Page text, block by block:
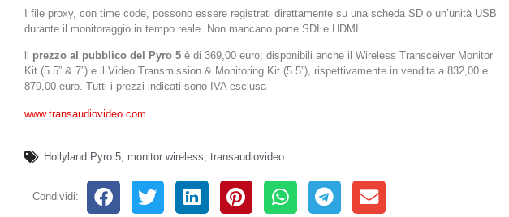
I file proxy, con time code, possono essere registrati direttamente su una scheda SD o un’unità USB
durante il monitoraggio in tempo reale. Non mancano porte SDI e HDMI.
prezzo al pubblico del Pyro 5 è di 369,00 euro; disponibili anche il Wireless Transceiver Monitor
Kit (5.5” & 7”) e il Video Transmission & Monitoring Kit (5.5”), rispettivamente in vendita a 832,00 e
879,00 euro. Tutti i prezzi indicati sono IVA esclusa
www.transaudiovideo.com
Hollyland Pyro 5, monitor wireless, transaudiovideo
Condividi: